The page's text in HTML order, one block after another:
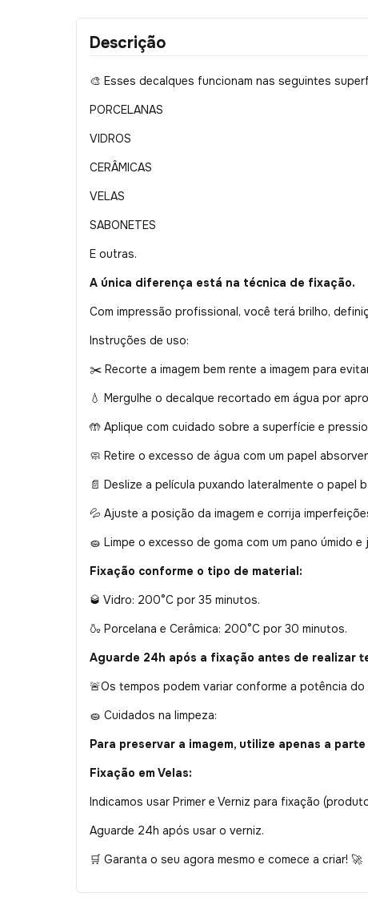
Descrição
🎨 Esses decalques funcionam nas seguintes
PORCELANAS
VIDROS
CERÂMICAS
VELAS
SABONETES
E outras.
A única diferença está na técnica de fixação.
Com impressão profissional, você terá brilho,
Instruções de uso:
✂️ Recorte a imagem bem rente a imagem para
💧 Mergulhe o decalque recortado em água por
🤲 Aplique com cuidado sobre a superfície e
🧼 Retire o excesso de água com um papel
📄 Deslize a película puxando lateralmente o papel
💦 Ajuste a posição da imagem e corrija
🧽 Limpe o excesso de goma com um pano úmido
Fixação conforme o tipo de material:
🥃 Vidro: 200°C por 35 minutos.
🍶 Porcelana e Cerâmica: 200°C por 30 minutos.
Aguarde 24h após a fixação antes de realizar
🚨Os tempos podem variar conforme a potência
🧽 Cuidados na limpeza:
Para preservar a imagem, utilize apenas a
Fixação em Velas:
Indicamos usar Primer e Verniz para fixação
Aguarde 24h após usar o verniz.
🛒 Garanta o seu agora mesmo e comece a criar! 🚀